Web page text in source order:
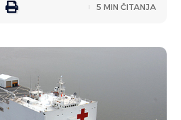
5 MIN ČITANJA